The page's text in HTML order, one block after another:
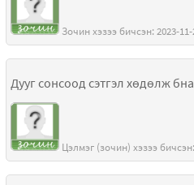
Дууг сонсоод сэтгэл хөдөлж бна